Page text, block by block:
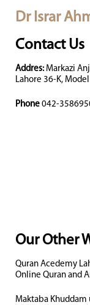
Dr Israr
Contact Us
Addres: Markazi
Lahore 36-K,
Phone 042-
Our Other
Quran Acedemy
Online Quran and
Maktaba Khuddam